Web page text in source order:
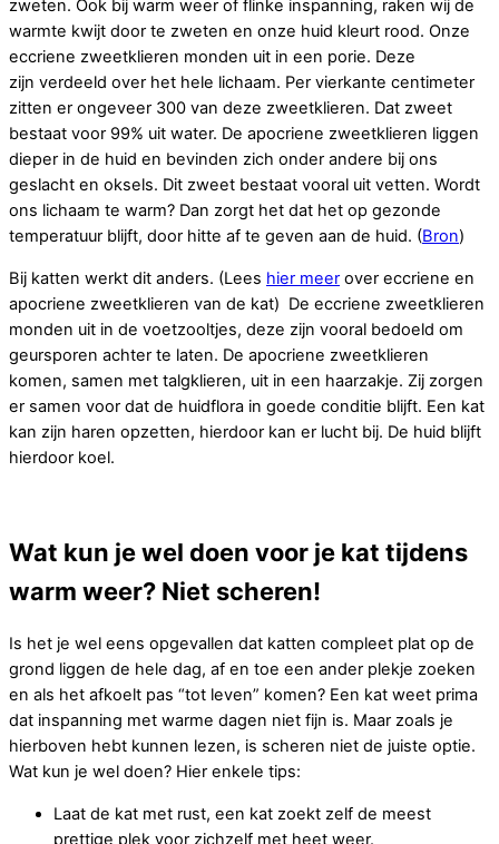
zweten. Ook bij warm weer of flinke inspanning, raken wij de
warmte kwijt door te zweten en onze huid kleurt rood. Onze
eccriene zweetklieren monden uit in een porie. Deze
zijn verdeeld over het hele lichaam. Per vierkante centimeter
zitten er ongeveer 300 van deze zweetklieren. Dat zweet
bestaat voor 99% uit water. De apocriene zweetklieren liggen
dieper in de huid en bevinden zich onder andere bij ons
geslacht en oksels. Dit zweet bestaat vooral uit vetten. Wordt
ons lichaam te warm? Dan zorgt het dat het op gezonde
temperatuur blijft, door hitte af te geven aan de huid. (Bron)
Bij katten werkt dit anders. (Lees hier meer over eccriene en
apocriene zweetklieren van de kat) De eccriene zweetklieren
monden uit in de voetzooltjes, deze zijn vooral bedoeld om
geursporen achter te laten. De apocriene zweetklieren
komen, samen met talgklieren, uit in een haarzakje. Zij zorgen
er samen voor dat de huidflora in goede conditie blijft. Een kat
kan zijn haren opzetten, hierdoor kan er lucht bij. De huid blijft
hierdoor koel.
Wat kun je wel doen voor je kat tijdens
warm weer? Niet scheren!
Is het je wel eens opgevallen dat katten compleet plat op de
grond liggen de hele dag, af en toe een ander plekje zoeken
en als het afkoelt pas “tot leven” komen? Een kat weet prima
dat inspanning met warme dagen niet fijn is. Maar zoals je
hierboven hebt kunnen lezen, is scheren niet de juiste optie.
Wat kun je wel doen? Hier enkele tips:
Laat de kat met rust, een kat zoekt zelf de meest
prettige plek voor zichzelf met heet weer.